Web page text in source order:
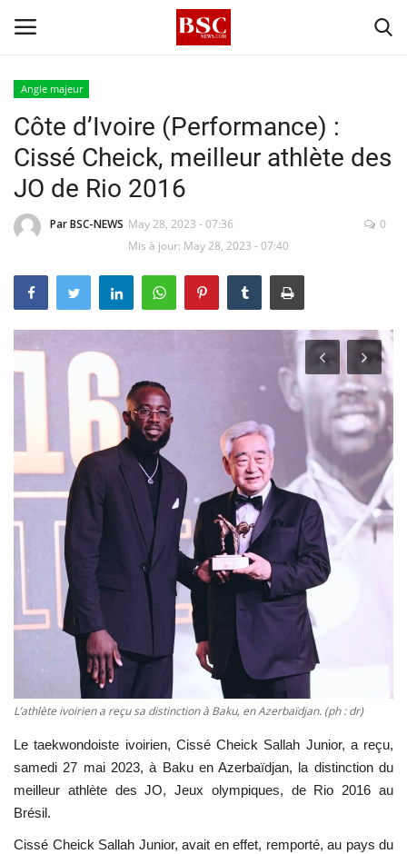
Accueil
Contact
A propos
Témoignage
Business
Vidéos
Sublimes cerveaux
Autr'Actu
Angle majeur
Côte d’Ivoire (Performance) :
Cissé Cheick, meilleur athlète des
JO de Rio 2016
Par BSC-NEWS May 28, 2023 - 07:36
Mis à jour: May 28, 2023 - 07:40
0
L’athlète ivoirien a reçu sa distinction à Baku, en Azerbaïdjan. (ph : dr)
Le taekwondoiste ivoirien, Cissé Cheick Sallah Junior, a reçu,
samedi 27 mai 2023, à Baku en Azerbaïdjan, la distinction du
meilleur athlète des JO, Jeux olympiques, de Rio 2016 au
Brésil.
Cissé Cheick Sallah Junior, avait en effet, remporté, au pays du